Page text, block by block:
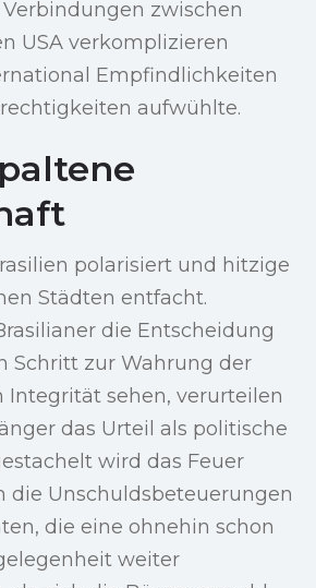
zwischen
USA verkomplizieren
Empfindlichkeiten
aufwühlte.
polarisiert und hitzige
Städten entfacht.
die Entscheidung
Schritt zur Wahrung der
Integrität sehen, verurteilen
das Urteil als politische
wird das Feuer
die Unschuldsbeteuerungen
die eine ohnehin schon
weiter